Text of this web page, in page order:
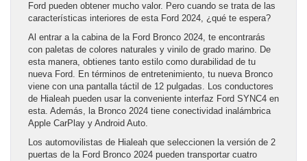
Ford pueden obtener mucho valor. Pero cuando se trata de las
características interiores de esta Ford 2024, ¿qué te espera?
Al entrar a la cabina de la Ford Bronco 2024, te encontrarás
con paletas de colores naturales y vinilo de grado marino. De
esta manera, obtienes tanto estilo como durabilidad de tu
nueva Ford. En términos de entretenimiento, tu nueva Bronco
viene con una pantalla táctil de 12 pulgadas. Los conductores
de Hialeah pueden usar la conveniente interfaz Ford SYNC4 en
esta. Además, la Bronco 2024 tiene conectividad inalámbrica
Apple CarPlay y Android Auto.
Los automovilistas de Hialeah que seleccionen la versión de 2
puertas de la Ford Bronco 2024 pueden transportar cuatro